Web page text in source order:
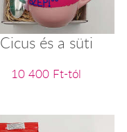
Cicus és a süti
10 400 Ft-tól